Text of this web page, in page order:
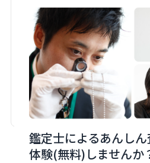
(鑑定士歴4年)
専門ジャンル：宝石・ブランドジュエリ
monobankのバイヤーとしてモノを公
正公平な価値で査定します。最新の市
場動向を元に価値を伝えられることが
強みです。
鑑定士によるあんしん
体験(無料)しませんか